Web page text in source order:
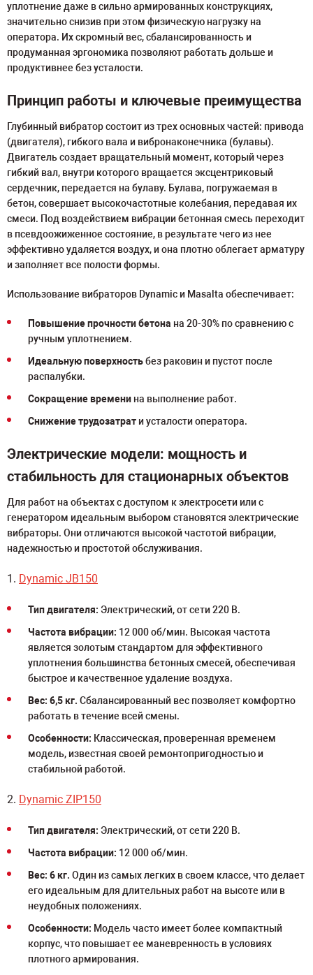
уплотнение даже в сильно армированных конструкциях,
значительно снизив при этом физическую нагрузку на
оператора. Их скромный вес, сбалансированность и
продуманная эргономика позволяют работать дольше и
продуктивнее без усталости.
Принцип работы и ключевые преимущества
Глубинный вибратор состоит из трех основных частей: привода
(двигателя), гибкого вала и вибронаконечника (булавы).
Двигатель создает вращательный момент, который через
гибкий вал, внутри которого вращается эксцентриковый
сердечник, передается на булаву. Булава, погружаемая в
бетон, совершает высокочастотные колебания, передавая их
смеси. Под воздействием вибрации бетонная смесь переходит
в псевдоожиженное состояние, в результате чего из нее
эффективно удаляется воздух, и она плотно облегает арматуру
и заполняет все полости формы.
Использование вибраторов Dynamic и Masalta обеспечивает:
Повышение прочности бетона на 20-30% по сравнению с
ручным уплотнением.
Идеальную поверхностьбез раковин и пустот после
распалубки.
Сокращение времени на выполнение работ.
Снижение трудозатрат и усталости оператора.
Электрические модели: мощность и
стабильность для стационарных объектов
Для работ на объектах с доступом к электросети или с
генератором идеальным выбором становятся электрические
вибраторы. Они отличаются высокой частотой вибрации,
надежностью и простотой обслуживания.
1. Dynamic JB150
Тип двигателя: Электрический, от сети 220 В.
Частота вибрации: 12 000 об/мин. Высокая частота
является золотым стандартом для эффективного
уплотнения большинства бетонных смесей, обеспечивая
быстрое и качественное удаление воздуха.
Вес: 6,5 кг. Сбалансированный вес позволяет комфортно
работать в течение всей смены.
Особенности: Классическая, проверенная временем
модель, известная своей ремонтопригодностью и
стабильной работой.
2. Dynamic ZIP150
Тип двигателя: Электрический, от сети 220 В.
Частота вибрации: 12 000 об/мин.
Вес: 6 кг. Один из самых легких в своем классе, что делает
его идеальным для длительных работ на высоте или в
неудобных положениях.
Особенности: Модель часто имеет более компактный
корпус, что повышает ее маневренность в условиях
плотного армирования.